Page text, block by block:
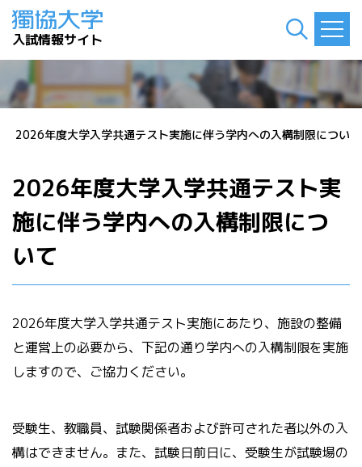
入試情報サイト
2026年度大学入学共通テスト実施に伴う学内への入構制限について
2026年度大学入学共通テスト実
施に伴う学内への入構制限につ
いて
2026年度大学入学共通テスト実施にあたり、施設の整備
と運営上の必要から、下記の通り学内への入構制限を実施
しますので、ご協力ください。
受験生、教職員、試験関係者および許可された者以外の入
構はできません。また、試験日前日に、受験生が試験場の